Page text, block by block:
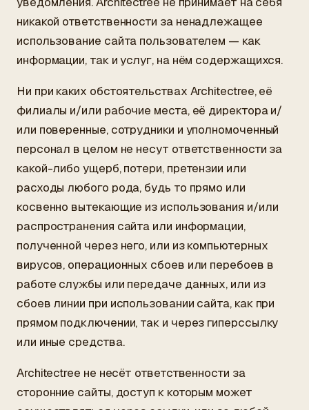
никакой ответственности за ненадлежащее
использование сайта пользователем — как
информации, так и услуг, на нём содержащихся.
Ни при каких обстоятельствах Architectree, её
филиалы и/или рабочие места, её директора и/
или поверенные, сотрудники и уполномоченный
персонал в целом не несут ответственности за
какой-либо ущерб, потери, претензии или
расходы любого рода, будь то прямо или
косвенно вытекающие из использования и/или
распространения сайта или информации,
полученной через него, или из компьютерных
вирусов, операционных сбоев или перебоев в
работе службы или передаче данных, или из
сбоев линии при использовании сайта, как при
прямом подключении, так и через гиперссылку
или иные средства.
Architectree не несёт ответственности за
сторонние сайты, доступ к которым может